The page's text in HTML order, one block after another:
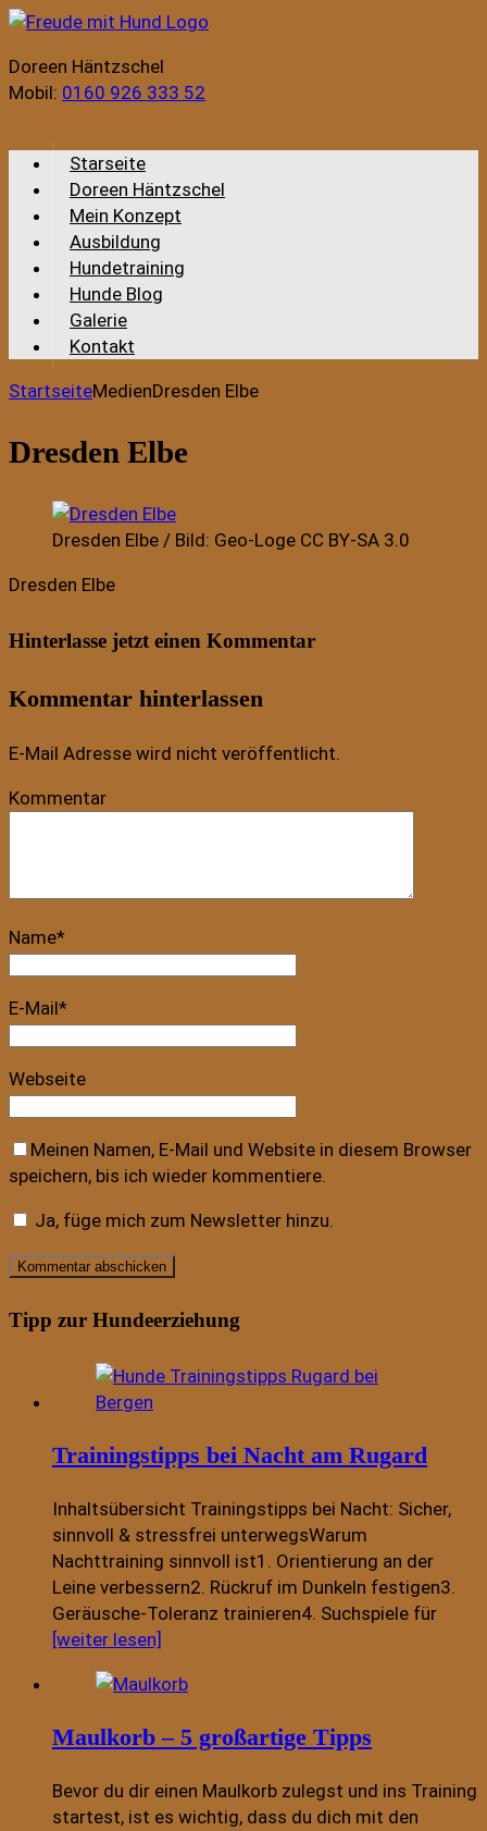
Doreen Häntzschel
Mobil: 0160 926 333 52
Starseite
Doreen Häntzschel
Mein Konzept
Ausbildung
Hundetraining
Hunde Blog
Galerie
Kontakt
StartseiteMedienDresden Elbe
Dresden Elbe
Dresden Elbe / Bild: Geo-Loge CC BY-SA 3.0
Dresden Elbe
Hinterlasse jetzt einen Kommentar
Kommentar hinterlassen
E-Mail Adresse wird nicht veröffentlicht.
Kommentar
Name*
E-Mail*
Webseite
Meinen Namen, E-Mail und Website in diesem Browser
speichern, bis ich wieder kommentiere.
Ja, füge mich zum Newsletter hinzu.
Tipp zur Hundeerziehung
Trainingstipps bei Nacht am Rugard
Inhaltsübersicht Trainingstipps bei Nacht: Sicher,
sinnvoll & stressfrei unterwegsWarum
Nachttraining sinnvoll ist1. Orientierung an der
Leine verbessern2. Rückruf im Dunkeln festigen3.
Geräusche-Toleranz trainieren4. Suchspiele für
[weiter lesen]
Maulkorb – 5 großartige Tipps
Bevor du dir einen Maulkorb zulegst und ins Training
startest, ist es wichtig, dass du dich mit den